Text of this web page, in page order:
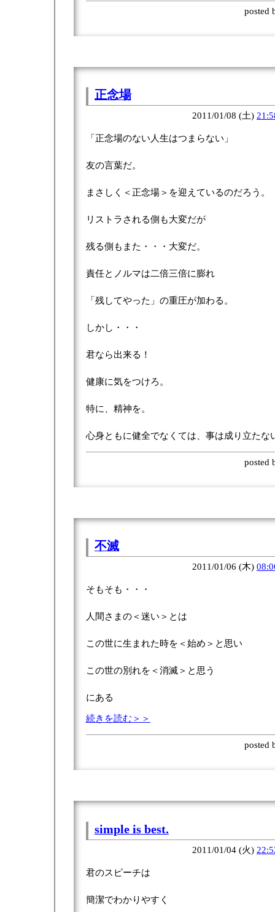
posted
正念場
2011/01/08 (土)
「正念場のない人生はつまらない」
友の言葉だ。
まさしく＜正念場＞を迎えているのだろう。
リストラされる側も大変だが
残る側もまた・・・大変だ。
責任とノルマは二倍三倍に膨れ
「残してやった」の重圧が加わる。
しかし・・・
君なら出来る！
健康に気をつけろ。
特に、精神を。
心身ともに健全でなくては、事は成り立たな
posted
不滅
2011/01/06 (木)
そもそも・・・
人間さまの＜迷い＞とは
この世に生まれた時を＜始め＞と思い
この世の別れを＜消滅＞と思う
にある
続きを読む＞＞
posted
simple is best.
2011/01/04 (火)
君のスピーチは
簡潔でわかりやすく